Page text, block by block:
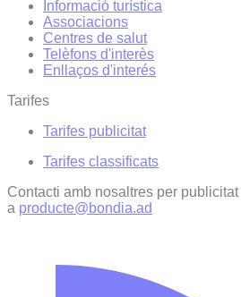
Informació turística
Associacions
Centres de salut
Telèfons d'interès
Enllaços d'interés
Tarifes
Tarifes publicitat
Tarifes classificats
Contacti amb nosaltres per
a producte@bondia.ad